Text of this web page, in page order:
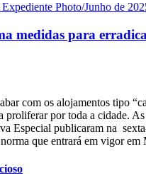
medidas para
com os alojamentos tipo
proliferar por toda a cidade.
Especial publicaram na
que entrará em vigor em